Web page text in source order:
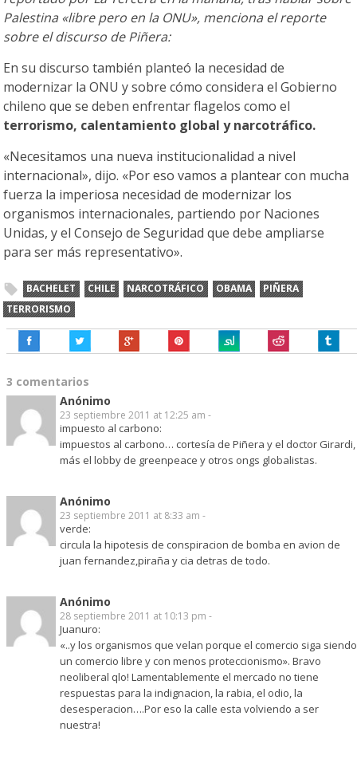
Palestina «libre pero en la ONU», menciona el reporte
sobre el discurso de Piñera:
En su discurso también planteó la necesidad de
modernizar la ONU y sobre cómo considera el Gobierno
chileno que se deben enfrentar flagelos como el
terrorismo, calentamiento global y narcotráfico.
«Necesitamos una nueva institucionalidad a nivel
internacional», dijo. «Por eso vamos a plantear con mucha
fuerza la imperiosa necesidad de modernizar los
organismos internacionales, partiendo por Naciones
Unidas, y el Consejo de Seguridad que debe ampliarse
para ser más representativo».
BACHELET CHILE NARCOTRÁFICO OBAMA
PIÑERA
TERRORISMO
3 comentarios
Anónimo
23 septiembre 2011 at 12:25 am -
impuesto al carbono:
impuestos al carbono… cortesía de Piñera y el doctor Girardi,
más el lobby de greenpeace y otros ongs globalistas.
Anónimo
23 septiembre 2011 at 8:33 am -
verde:
circula la hipotesis de conspiracion de bomba en avion de
juan fernandez,piraña y cia detras de todo.
Anónimo
28 septiembre 2011 at 10:13 pm -
Juanuro:
«..y los organismos que velan porque el comercio siga siendo
un comercio libre y con menos proteccionismo». Bravo
neoliberal qlo! Lamentablemente el mercado no tiene
respuestas para la indignacion, la rabia, el odio, la
desesperacion….Por eso la calle esta volviendo a ser
nuestra!